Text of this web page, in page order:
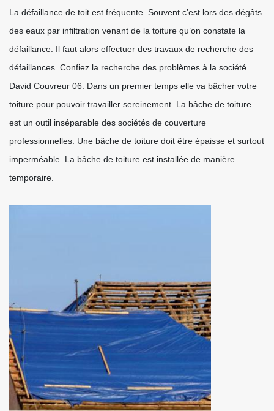
La défaillance de toit est fréquente. Souvent c’est lors des dégâts
des eaux par infiltration venant de la toiture qu’on constate la
défaillance. Il faut alors effectuer des travaux de recherche des
défaillances. Confiez la recherche des problèmes à la société
David Couvreur 06. Dans un premier temps elle va bâcher votre
toiture pour pouvoir travailler sereinement. La bâche de toiture
est un outil inséparable des sociétés de couverture
professionnelles. Une bâche de toiture doit être épaisse et surtout
imperméable. La bâche de toiture est installée de manière
temporaire.